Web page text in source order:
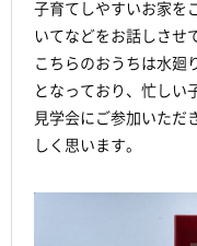
子育てしやすいお家を
いてなどをお話しさせ
こちらのおうちは水廻
となっており、忙しい
見学会にご参加いただ
しく思います。